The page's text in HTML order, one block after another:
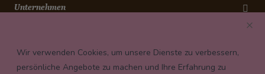
Unternehmen
Wir verwenden Cookies, um unsere Dienste zu verbessern,
persönliche Angebote zu machen und Ihre Erfahrung zu